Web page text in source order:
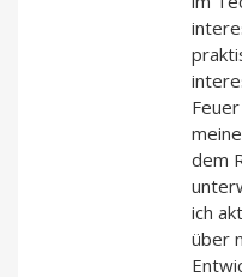
dem
ich
über